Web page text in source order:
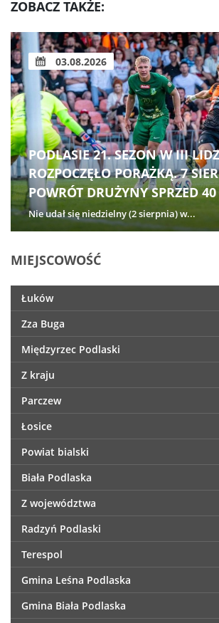
ZOBACZ TAKŻE:
03.08.2026
PODLASIE 21. SEZON W III
ROZPOCZĘŁO PORAŻKĄ. 7
POWRÓT DRUŻYNY SPRZED
Nie udał się niedzielny (2 sierpnia) w...
MIEJSCOWOŚĆ
Łuków
Zza Buga
Międzyrzec Podlaski
Z kraju
Parczew
Łosice
Powiat bialski
Biała Podlaska
Z województwa
Radzyń Podlaski
Terespol
Gmina Leśna Podlaska
Gmina Biała Podlaska